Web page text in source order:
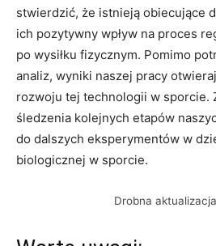
stwierdzić, ‌że​ istnieją obiecujące‌
ich pozytywny​ wpływ na proces
po wysiłku ⁢fizycznym. Pomimo
analiz, wyniki naszej pracy
rozwoju‌ tej ​technologii w sporcie.​
śledzenia kolejnych etapów
do dalszych eksperymentów w
biologicznej⁣ w sporcie.
Drobna